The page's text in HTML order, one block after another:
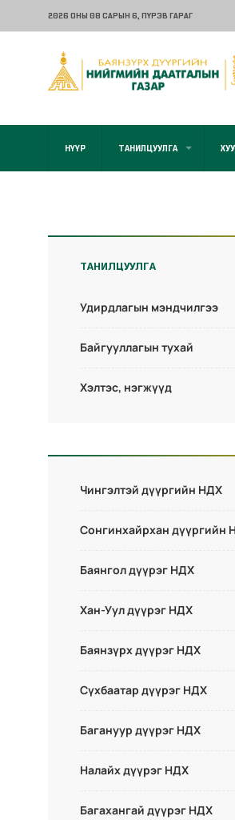
2026 ОНЫ 08 САРЫН 6, ПҮРЭВ ГАРАГ
НҮҮР ТАНИЛЦУУЛГА
ТАНИЛЦУУЛГА
Удирдлагын мэндчилгээ
Байгууллагын тухай
Хэлтэс, нэгжүүд
Чингэлтэй дүүргийн НДХ
Сонгинхайрхан дүүргийн
Баянгол дүүрэг НДХ
Хан-Уул дүүрэг НДХ
Баянзүрх дүүрэг НДХ
Сүхбаатар дүүрэг НДХ
Багануур дүүрэг НДХ
Налайх дүүрэг НДХ
Багахангай дүүрэг НДХ